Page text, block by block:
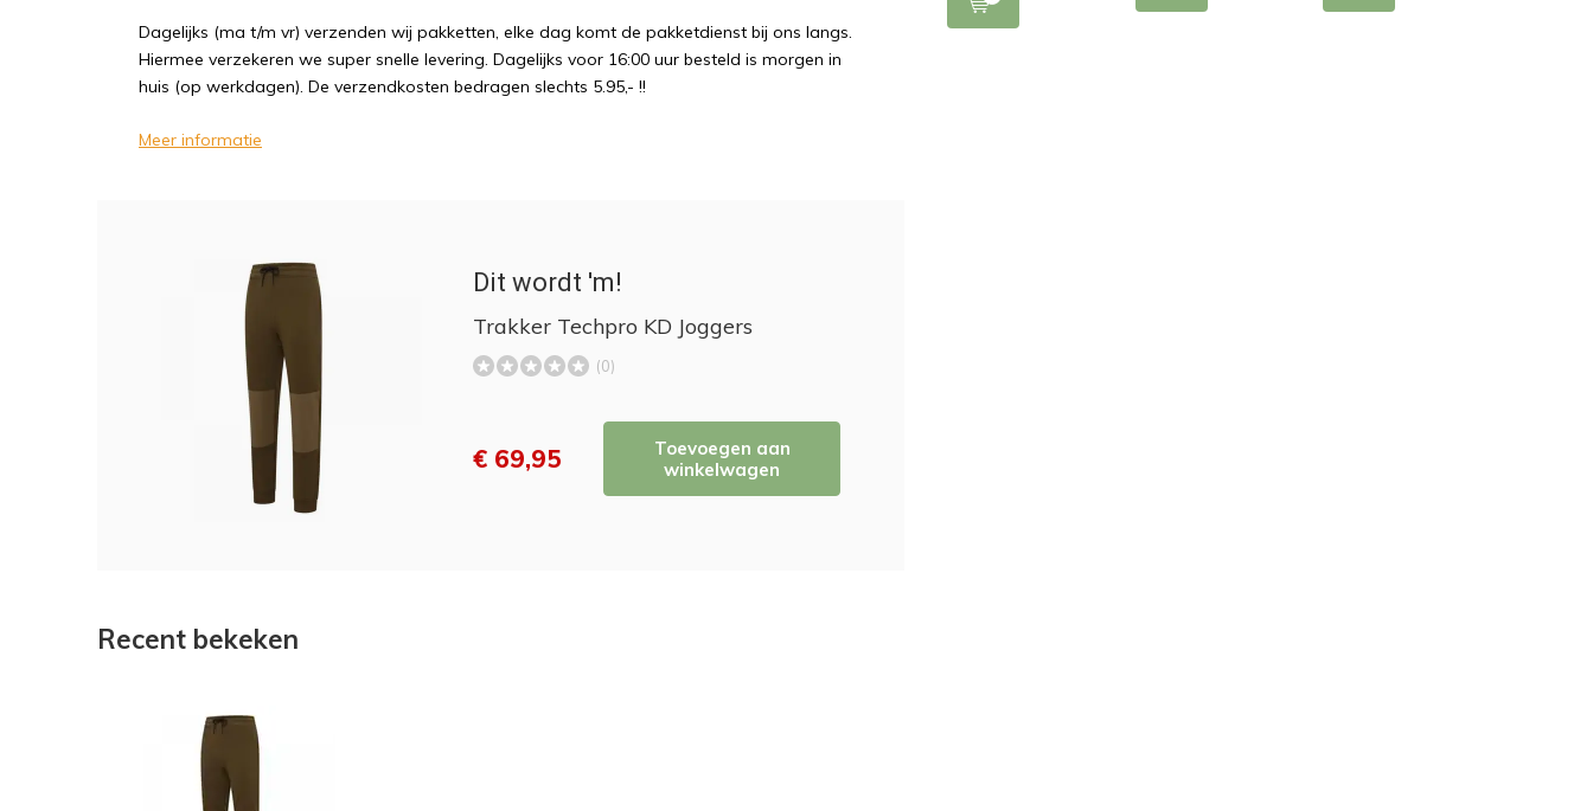
Dagelijks (ma t/m vr) verzenden wij pakketten, elke dag komt de pakketdienst bij ons langs.
Hiermee verzekeren we super snelle levering. Dagelijks voor 16:00 uur besteld is morgen in
huis (op werkdagen). De verzendkosten bedragen slechts 5.95,- !!
Meer informatie
Dit wordt 'm!
Trakker Techpro KD Joggers
(0)
€ 69,95
Toevoegen aan
winkelwagen
Recent bekeken